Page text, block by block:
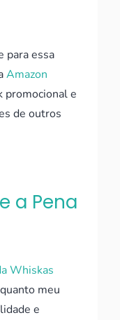
para essa
Amazon
promocional e
de outros
a Pena
Whiskas
meu
e